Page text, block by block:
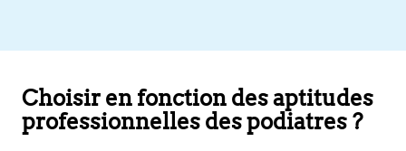
Choisir en fonction des aptitudes
professionnelles des podiatres ?